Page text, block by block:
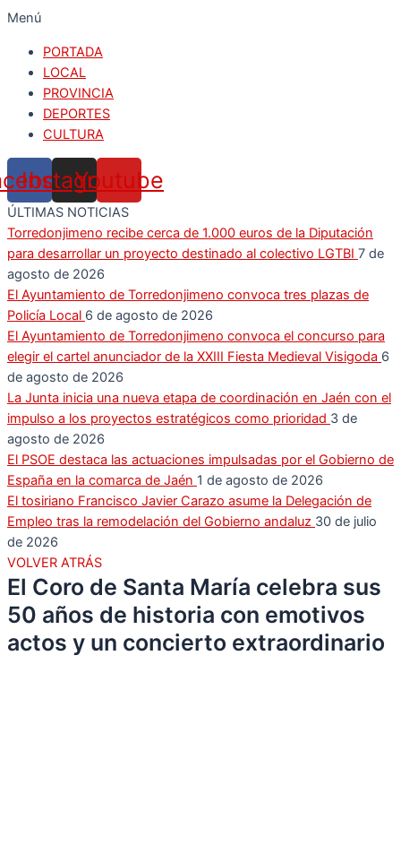
Menú
PORTADA
LOCAL
PROVINCIA
DEPORTES
CULTURA
Instagram
Youtube
ÚLTIMAS NOTICIAS
Torredonjimeno recibe cerca de 1.000 euros de la Diputación
para desarrollar un proyecto destinado al colectivo LGTBI 7 de
agosto de 2026
El Ayuntamiento de Torredonjimeno convoca tres plazas de
Policía Local 6 de agosto de 2026
El Ayuntamiento de Torredonjimeno convoca el concurso para
elegir el cartel anunciador de la XXIII Fiesta Medieval Visigoda 6
de agosto de 2026
La Junta inicia una nueva etapa de coordinación en Jaén con el
impulso a los proyectos estratégicos como prioridad 3 de
agosto de 2026
El PSOE destaca las actuaciones impulsadas por el Gobierno de
España en la comarca de Jaén 1 de agosto de 2026
El tosiriano Francisco Javier Carazo asume la Delegación de
Empleo tras la remodelación del Gobierno andaluz 30 de julio
de 2026
VOLVER ATRÁS
El Coro de Santa María celebra sus
50 años de historia con emotivos
actos y un concierto extraordinario